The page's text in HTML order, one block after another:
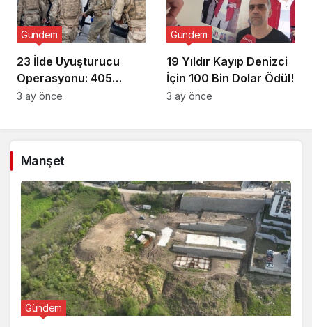
23 İlde Uyuşturucu
Operasyonu: 405
Gözaltı!
Gündem
3 ay önce
19 Yıldır Kayıp Denizci
İçin 100 Bin Dolar Ödül!
Gündem
3 ay önce
Manşet
Gündem